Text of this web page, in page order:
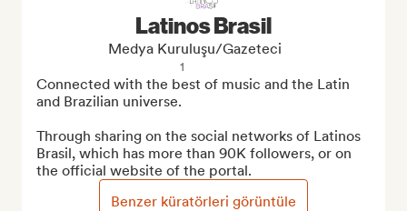
Latinos Brasil
Medya Kuruluşu/Gazeteci
1
Connected with the best of music and the Latin
and Brazilian universe.
Through sharing on the social networks of Latinos
Brasil, which has more than 90K followers, or on
the official website of the portal.
Benzer küratörleri görüntüle